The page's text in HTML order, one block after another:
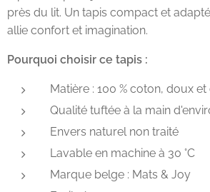
près du lit. Un tapis compact et
allie confort et imagination.
Pourquoi choisir ce tapis :
Matière : 100 % coton, doux
Qualité tuftée à la main
Envers naturel non traité
Lavable en machine à 30 °C
Marque belge : Mats & Joy